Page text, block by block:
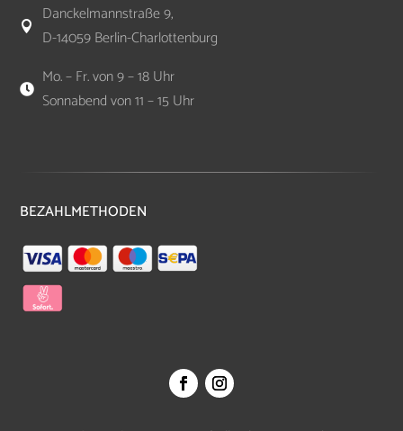

Danckelmannstraße 9,
D-14059 Berlin-Charlottenburg

Mo. – Fr. von 9 – 18 Uhr
Sonnabend von 11 – 15 Uhr
BEZAHLMETHODEN